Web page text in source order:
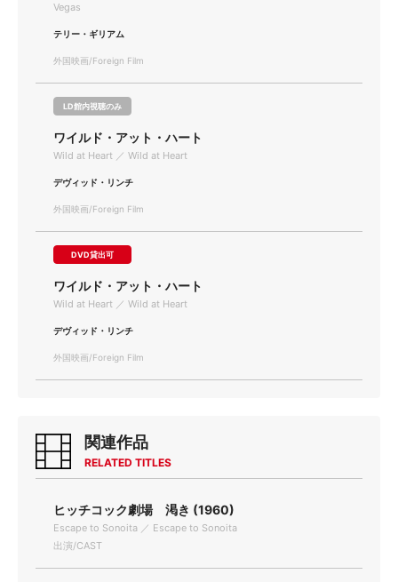
Vegas
テリー・ギリアム
外国映画/Foreign Film
LD館内視聴のみ
ワイルド・アット・ハート
Wild at Heart ／ Wild at Heart
デヴィッド・リンチ
外国映画/Foreign Film
DVD貸出可
ワイルド・アット・ハート
Wild at Heart ／ Wild at Heart
デヴィッド・リンチ
外国映画/Foreign Film
関連作品
RELATED TITLES
ヒッチコック劇場 渇き (1960)
Escape to Sonoita ／ Escape to Sonoita
出演/CAST